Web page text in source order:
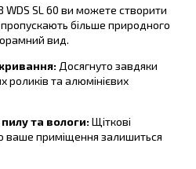
WDS SL 60 ви можете створити
пропускають більше природного
вид.
Досягнуто завдяки
роликів та алюмінієвих
та вологи:Щіткові
ваше приміщення залишиться